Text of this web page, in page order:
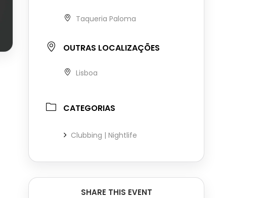
Taqueria Paloma
OUTRAS LOCALIZAÇÕES
Lisboa
CATEGORIAS
Clubbing | Nightlife
SHARE THIS EVENT